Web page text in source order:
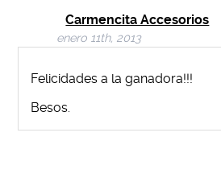
Carmencita Accesorios
enero 11th, 2013
Felicidades a la ganadora!!!
Besos.